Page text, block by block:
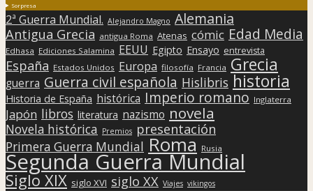
Sorpresa
2ª Guerra Mundial. Alejandro Magno Alemania
Antigua Grecia antigua Roma Atenas cómic Edad Media
Edhasa Ediciones Salamina EEUU Egipto Ensayo entrevista
España Estados Unidos Europa filosofía Francia Grecia
guerra Guerra civil española Hislibris historia
Historia de España histórica Imperio romano Inglaterra
Japón libros literatura nazismo novela
Novela histórica Premios presentación
Primera Guerra Mundial Roma Rusia
Segunda Guerra Mundial
Siglo XIX siglo XVI siglo XX Viajes vikingos